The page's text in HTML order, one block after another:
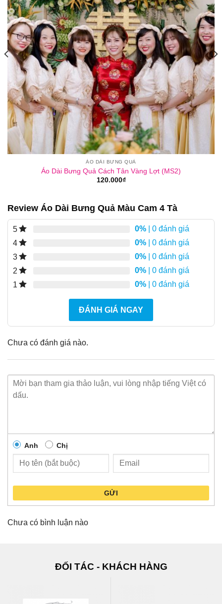
ÁO DÀI BƯNG QUẢ
Áo Dài Bưng Quả Cách Tân Vàng Lợt (MS2)
120.000₫
Review Áo Dài Bưng Quả Màu Cam 4 Tà
5 0% | 0 đánh giá
4
0% | 0 đánh giá
3
0% | 0 đánh giá
2
0% | 0 đánh giá
1
0% | 0 đánh giá
ĐÁNH GIÁ NGAY
Chưa có đánh giá nào.
Anh Chị
GỬI
Chưa có bình luận nào
ĐỐI TÁC - KHÁCH HÀNG